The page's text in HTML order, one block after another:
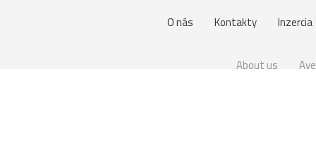
O nás Kontakty Inzercia
About us